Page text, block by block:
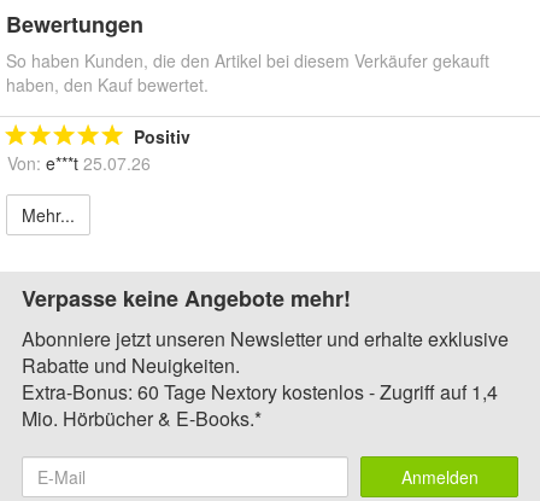
Bewertungen
So haben Kunden, die den Artikel bei diesem Verkäufer gekauft
haben, den Kauf bewertet.
Positiv
Von: e***t 25.07.26
Mehr...
Verpasse keine Angebote mehr!
Abonniere jetzt unseren Newsletter und erhalte exklusive
Rabatte und Neuigkeiten.
Extra-Bonus: 60 Tage Nextory kostenlos - Zugriff auf 1,4
Mio. Hörbücher & E-Books.*
Anmelden